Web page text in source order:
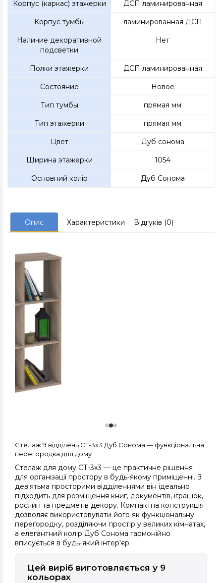
Корпус (каркас) этажерки ДСП ламинированная
Корпус тумбы ламинированная ДСП
Наличие декоративной
подсветки
Нет
Полки этажерки ДСП ламинированная
Состояние Новое
Тип тумбы прямая мм
Тип этажерки прямая мм
Цвет Дуб сонома
Ширина этажерки 1054
Основний колір Дуб Сонома
Опис Характеристики Відгуків (0)
Стелаж 9 відділень СТ-3х3 Дуб Сонома — функціональна
перегородка для дому
Стелаж для дому СТ-3х3 — це практичне рішення
для організації простору в будь-якому приміщенні. З
дев'ятьма просторими відділеннями він ідеально
підходить для розміщення книг, документів, іграшок,
рослин та предметів декору. Компактна конструкція
дозволяє використовувати його як функціональну
перегородку, розділяючи простір у великих кімнатах,
а елегантний колір Дуб Сонома гармонійно
вписується в будь-який інтер'єр.
Цей виріб виготовляється у 9
кольорах